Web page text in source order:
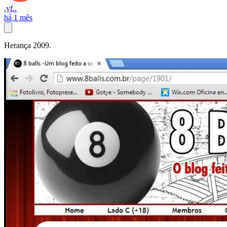
.yf..
há 1 mês
Herança 2009.